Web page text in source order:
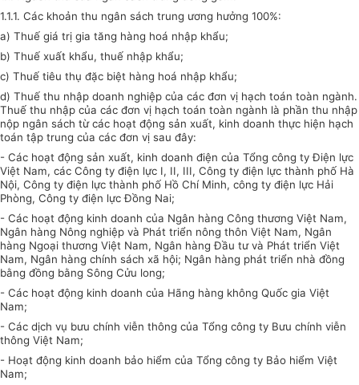
1.1.1. Các khoản thu ngân sách trung ương hưởng 100%:
a) Thuế giá trị gia tăng hàng hoá nhập khẩu;
b) Thuế xuất khẩu, thuế nhập khẩu;
c) Thuế tiêu thụ đặc biệt hàng hoá nhập khẩu;
d) Thuế thu nhập doanh nghiệp của các đơn vị hạch toán toàn ngành.
Thuế thu nhập của các đơn vị hạch toán toàn ngành là phần thu nhập
nộp ngân sách từ các hoạt động sản xuất, kinh doanh thực hiện hạch
toán tập trung của các đơn vị sau đây:
- Các hoạt động sản xuất, kinh doanh điện của Tổng công ty Điện lực
Việt Nam, các Công ty điện lực I, II, III, Công ty điện lực thành phố Hà
Nội, Công ty điện lực thành phố Hồ Chí Minh, công ty điện lực Hải
Phòng, Công ty điện lực Đồng Nai;
- Các hoạt động kinh doanh của Ngân hàng Công thương Việt Nam,
Ngân hàng Nông nghiệp và Phát triển nông thôn Việt Nam, Ngân
hàng Ngoại thương Việt Nam, Ngân hàng Đầu tư và Phát triển Việt
Nam, Ngân hàng chính sách xã hội; Ngân hàng phát triển nhà đồng
bằng đồng bằng Sông Cửu long;
- Các hoạt động kinh doanh của Hãng hàng không Quốc gia Việt
Nam;
- Các dịch vụ bưu chính viễn thông của Tổng công ty Bưu chính viễn
thông Việt Nam;
- Hoạt động kinh doanh bảo hiểm của Tổng công ty Bảo hiểm Việt
Nam;